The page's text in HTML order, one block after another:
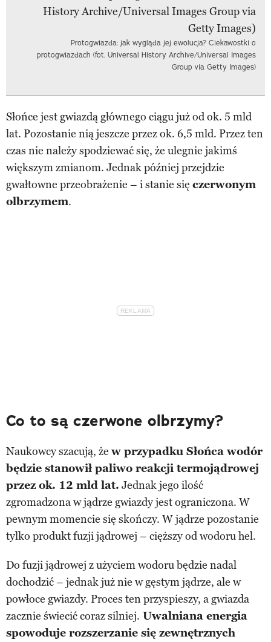
Protogwiazda: jak wygląda jej ewolucja? Ciekawostki o
protogwiazdach (fot. Universal History Archive/Universal Images
Group via Getty Images)
Słońce jest gwiazdą głównego ciągu już od ok. 5 mld
lat. Pozostanie nią jeszcze przez ok. 6,5 mld. Przez ten
czas nie należy spodziewać się, że ulegnie jakimś
większym zmianom. Jednak później przejdzie
gwałtowne przeobrażenie – i stanie się czerwonym
olbrzymem.
Co to są czerwone olbrzymy?
Naukowcy szacują, że w przypadku Słońca wodór
będzie stanowił paliwo reakcji termojądrowej
przez ok. 12 mld lat. Jednak jego ilość
zgromadzona w jądrze gwiazdy jest ograniczona. W
pewnym momencie się skończy. W jądrze pozostanie
tylko produkt fuzji jądrowej – cięższy od wodoru hel.
Do fuzji jądrowej z użyciem wodoru będzie nadal
dochodzić – jednak już nie w gęstym jądrze, ale w
powłoce gwiazdy. Proces ten przyspieszy, a gwiazda
zacznie świecić coraz silniej. Uwalniana energia
spowoduje rozszerzanie się zewnętrznych